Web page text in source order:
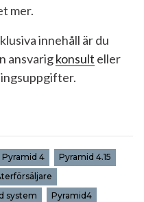
mer.
innehåll är du
ansvarigkonsult eller
Pyramid 4
Pyramid 4.15
system
Pyramid4